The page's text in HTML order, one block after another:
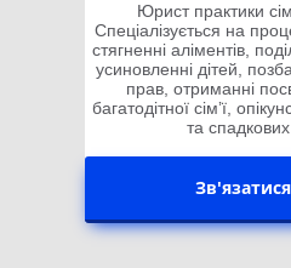
Юрист практики
Спеціалізується на
стягненні аліментів,
усиновленні дітей,
прав, отриманні
багатодітної сімʼї,
та